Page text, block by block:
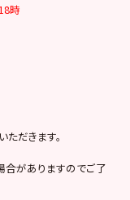
時
だきます。
合がありますのでご了